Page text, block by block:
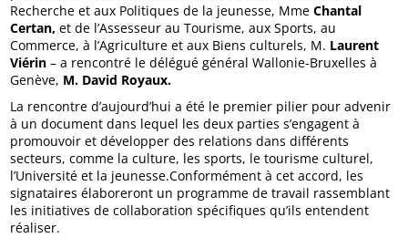
Recherche et aux Politiques de la jeunesse, MmeChantal
Certan, et de l’Assesseur au Tourisme, aux Sports, au
Commerce, à l’Agriculture et aux Biens culturels, M. Laurent
Viérin – a rencontré le délégué général Wallonie-Bruxelles à
Genève, M. David Royaux.
La rencontre d’aujourd’hui a été le premier pilier pour advenir
à un document dans lequel les deux parties s’engagent à
promouvoir et développer des relations dans différents
secteurs, comme la culture, les sports, le tourisme culturel,
l’Université et la jeunesse.Conformément à cet accord, les
signataires élaboreront un programme de travail rassemblant
les initiatives de collaboration spécifiques qu’ils entendent
réaliser.